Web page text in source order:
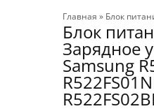
Главная » Блок
Блок
Зарядное
Samsung